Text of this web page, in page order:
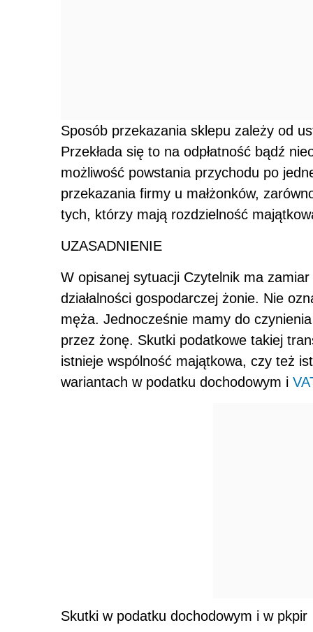
Sposób przekazania sklepu zależy od
Przekłada się to na odpłatność bądź
możliwość powstania przychodu po
przekazania firmy u małżonków,
tych, którzy mają rozdzielność
UZASADNIENIE
W opisanej sytuacji Czytelnik ma
działalności gospodarczej żonie. Nie
męża. Jednocześnie mamy do
przez żonę. Skutki podatkowe takiej
istnieje wspólność majątkowa, czy też
wariantach w podatku dochodowym i
Skutki w podatku dochodowym i w pkpir